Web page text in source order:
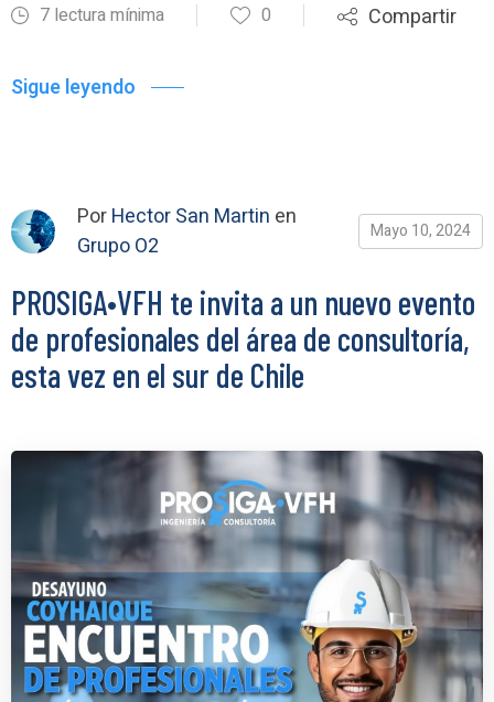
7 lectura mínima 0 Compartir
Sigue leyendo
PorHector San Martin en
Grupo O2
Mayo 10, 2024
PROSIGA•VFH te invita a un nuevo evento
de profesionales del área de consultoría,
esta vez en el sur de Chile